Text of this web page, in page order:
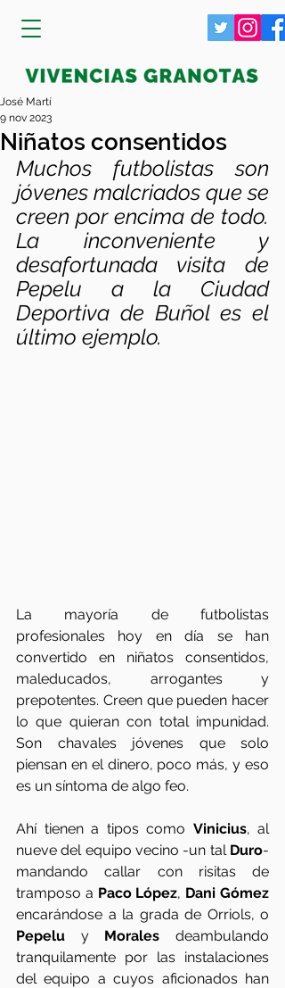
Niñatos consentidos
José Martí
9 nov 2023
Muchos futbolistas son
jóvenes malcriados que se
creen por encima de todo.
La inconveniente y
desafortunada visita de
Pepelu a la Ciudad
Deportiva de Buñol es el
último ejemplo.
La mayoría de futbolistas
profesionales hoy en día se han
convertido en niñatos consentidos,
maleducados, arrogantes y
prepotentes. Creen que pueden hacer
lo que quieran con total impunidad.
Son chavales jóvenes que solo
piensan en el dinero, poco más, y eso
es un síntoma de algo feo.
Ahí tienen a tipos como Vinicius, al
nueve del equipo vecino -un tal Duro-
mandando callar con risitas de
tramposo a Paco López,
Pepelu y Morales deambulando
tranquilamente por las instalaciones
del equipo a cuyos aficionados han